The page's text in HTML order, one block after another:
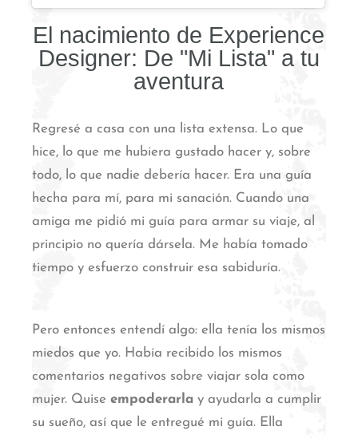
El nacimiento de Experience
Designer: De "Mi Lista" a tu
aventura
Regresé a casa con una lista extensa. Lo que
hice, lo que me hubiera gustado hacer y, sobre
todo, lo que nadie debería hacer. Era una guía
hecha para mí, para mi sanación. Cuando una
amiga me pidió mi guía para armar su viaje, al
principio no quería dársela. Me había tomado
tiempo y esfuerzo construir esa sabiduría.
Pero entonces entendí algo: ella tenía los mismos
miedos que yo. Había recibido los mismos
comentarios negativos sobre viajar sola como
mujer. Quiseempoderarla y ayudarla a cumplir
su sueño, así que le entregué mi guía. Ella